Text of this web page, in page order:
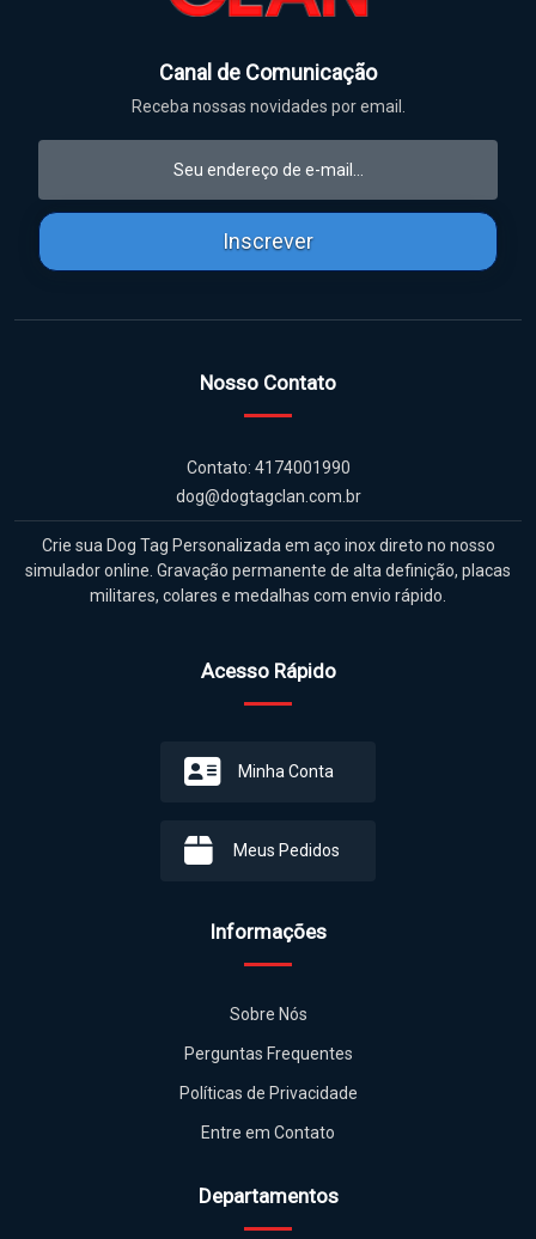
Canal de Comunicação
Receba nossas novidades por email.
Inscrever
Nosso Contato
Contato: 4174001990
dog@dogtagclan.com.br
Crie sua Dog Tag Personalizada em aço inox direto no nosso
simulador online. Gravação permanente de alta definição, placas
militares, colares e medalhas com envio rápido.
Acesso Rápido
Minha Conta
Meus Pedidos
Informações
Sobre Nós
Perguntas Frequentes
Políticas de Privacidade
Entre em Contato
Departamentos